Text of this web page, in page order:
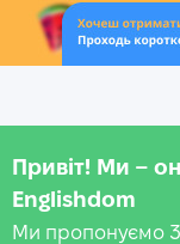
Привіт! Ми –
Englishdom
Ми пропонуємо 3